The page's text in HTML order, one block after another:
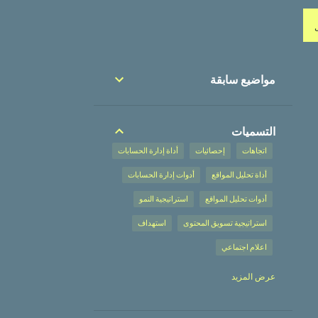
مواضيع سابقة
التسميات
اتجاهات إحصائيات أداة إدارة الحسابات
أداة تحليل المواقع أدوات إدارة الحسابات
أدوات تحليل المواقع استراتيجية النمو
استراتيجية تسويق المحتوى استهداف
اعلام اجتماعي
عرض المزيد